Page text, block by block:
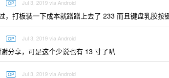
OP Jul 3, 2019 via Android
，打板装一下成本就蹭蹭上去了 233 而且键盘乳胶按
OP Jul 3, 2019 via Android
分享，可是这个少说也有 13 寸了叭
OP Jul 3, 2019 via Android